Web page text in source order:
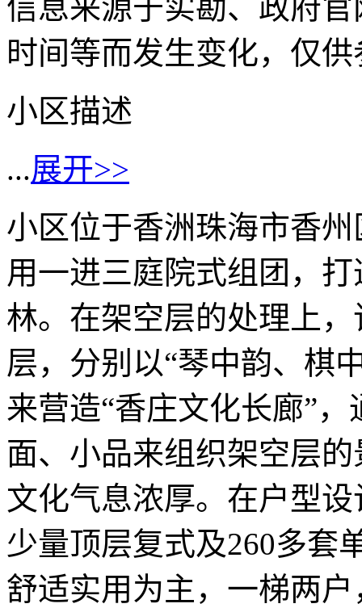
信息来源于实勘、政府
时间等而发生变化，仅
小区描述
...展开>>
小区位于香洲珠海市香
用一进三庭院式组团，
林。在架空层的处理上
层，分别以“琴中韵、棋
来营造“香庄文化长廊”
面、小品来组织架空层
文化气息浓厚。在户型
少量顶层复式及260多套
舒适实用为主，一梯两